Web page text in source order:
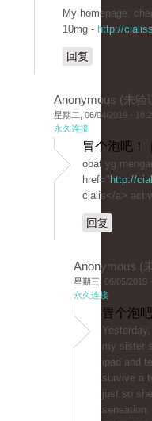
My homepage:
10mg - http://
回复
Anonymous (未验
星期二, 06/04/2019 -
永久连接
冒个泡吧！
obat yg
href=" http://
cialis</a>
回复
Anonymous (
星期三, 06/05/2019
永久连接
冒个泡
my sister
ipad and
survive a
just so